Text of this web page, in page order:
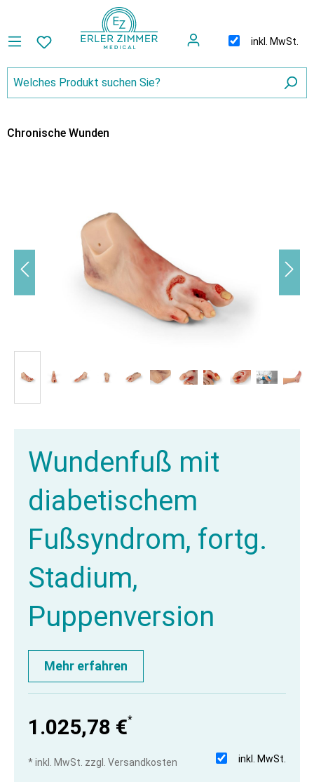
inkl. MwSt.
Chronische Wunden
Wundenfuß mit
diabetischem
Fußsyndrom, fortg.
Stadium,
Puppenversion
Mehr erfahren
1.025,78 €*
inkl. MwSt.
* inkl. MwSt. zzgl. Versandkosten